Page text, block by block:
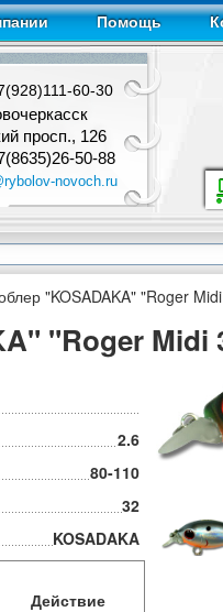
Помощь
60-30
просп., 126
50-88
novoch.ru
"KOSADAKA" "Roger
"Roger Midi
2.6
80-110
32
KOSADAKA
Действие